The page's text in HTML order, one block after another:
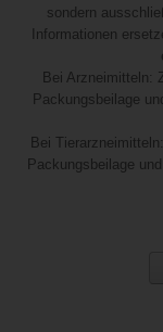
sondern
Informationen
Bei Arzneimitteln:
Packungsbeilage
Bei
Packungsbeilage